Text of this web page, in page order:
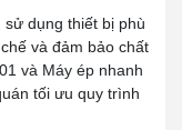
sử dụng thiết bị phù
và đảm bảo chất
và Máy ép nhanh
tối ưu quy trình